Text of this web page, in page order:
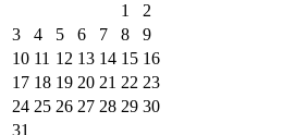
1
2
3
4 5 6 7 8
9
10 11 12 13 14 15 16
17 18 19 20 21 22 23
24 25 26 27 28 29 30
31